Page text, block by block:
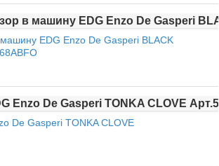
EDG Enzo De Gasperi BLACK
De Gasperi TONKA CLOVE